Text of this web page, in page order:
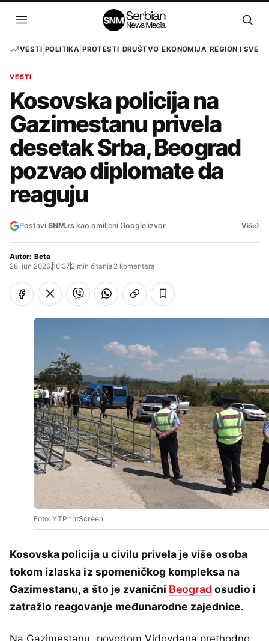
sadržaj
Otvori
meni
VESTI POLITIKA PROTESTI DRUŠTVO EKONOMIJA REGION I SVET
VESTI
Kosovska policija na
Gazimestanu privela
desetak Srba, Beograd
pozvao diplomate da
reaguju
Postavi SNM.rs kao omiljeni Google izvor Više›
Autor: Beta
28. jun 2026.16:37 2 min čitanja 2 komentara
Foto: YTPrintScreen
Kosovska policija u civilu privela je više osoba
tokom izlaska iz spomeničkog kompleksa na
Gazimestanu, a što je zvanični Beograd osudio i
zatražio reagovanje međunarodne zajednice.
Na Gazimestanu, povodom Vidovdana prethodno